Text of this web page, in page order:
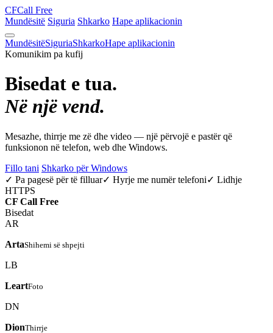
CFCall Free
Mundësitë Siguria Shkarko Hape aplikacionin
MundësitëSiguriaShkarkoHape aplikacionin
Komunikim pa kufij
Bisedat e tua.
Në një vend.
Mesazhe, thirrje me zë dhe video — një përvojë e pastër që
funksionon në telefon, web dhe Windows.
Fillo tani Shkarko për Windows
✓ Pa pagesë për të filluar✓ Hyrje me numër telefoni✓ Lidhje
HTTPS
CF Call Free
Bisedat
AR
ArtaShihemi së shpejti
LB
LeartFoto
DN
DionThirrje